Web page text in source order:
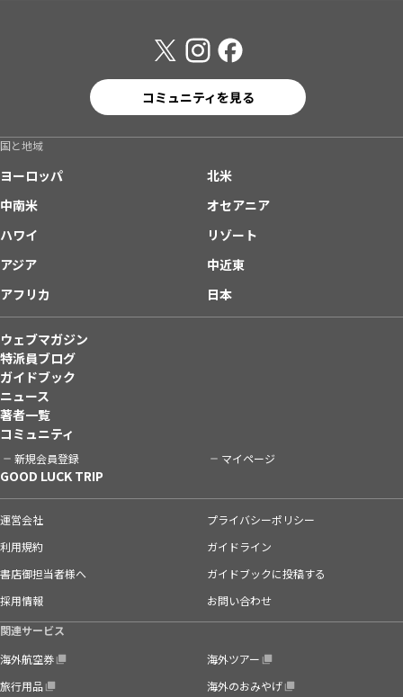
コミュニティを見る
国と地域
ヨーロッパ
北米
中南米
オセアニア
ハワイ
リゾート
アジア
中近東
アフリカ
日本
ウェブマガジン
特派員ブログ
ガイドブック
ニュース
著者一覧
コミュニティ
新規会員登録 マイページ
GOOD LUCK TRIP
運営会社
プライバシーポリシー
利用規約
ガイドライン
書店御担当者様へ
ガイドブックに投稿する
採用情報
お問い合わせ
関連サービス
海外航空券
海外ツアー
旅行用品
海外のおみやげ